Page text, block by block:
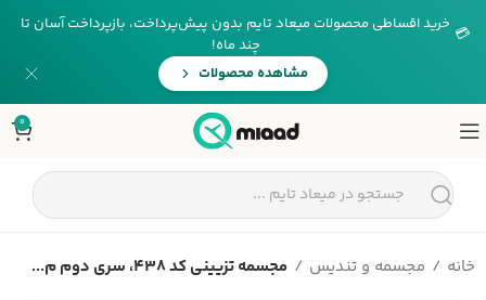
💳 خرید اقساطی محصولات میعاد تایم بدون پیش‌پرداخت، بازپرداخت آسان تا
چند ماه!
مشاهده محصولات
0
خانه مجسمه و تندیس مجسمه تزیینی کد 438، سری دوم م...